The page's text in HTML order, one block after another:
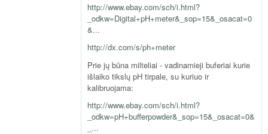
http://www.ebay.com/sch/i.html?
_odkw=Digital+pH+meter&_sop=15&_osacat=0
&...
http://dx.com/s/ph+meter
Prie jų būna milteliai - vadinamieji buferiai kurie
išlaiko tikslų pH tirpale, su kuriuo ir
kalibruojama:
http://www.ebay.com/sch/i.html?
_odkw=pH+bufferpowder&_sop=15&_osacat=0&
_...